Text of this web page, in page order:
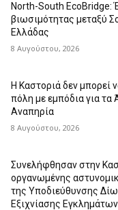
North-South EcoBridge:
βιωσιμότητας μεταξύ
Ελλάδας
8 Αυγούστου, 2026
Η Καστοριά δεν μπορεί
πόλη με εμπόδια για τα
Αναπηρία
8 Αυγούστου, 2026
Συνελήφθησαν στην
οργανωμένης
της Υποδιεύθυνσης
Εξιχνίασης